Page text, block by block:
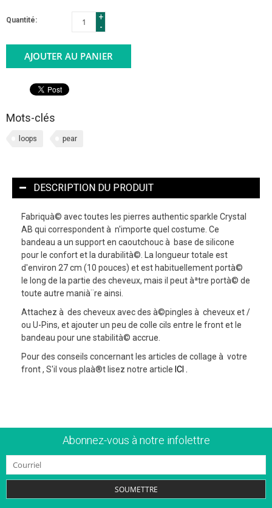
Quantité:
+
-
AJOUTER AU PANIER
Mots-clés
loops pear
DESCRIPTION DU PRODUIT
Fabriquà© avec toutes les pierres authentic sparkle Crystal
AB qui correspondent à n'importe quel costume. Ce
bandeau a un support en caoutchouc à base de silicone
pour le confort et la durabilità©. La longueur totale est
d'environ 27 cm (10 pouces) et est habituellement portà©
le long de la partie des cheveux, mais il peut àªtre portà© de
toute autre manià¨re ainsi.
Attachez à des cheveux avec des à©pingles à cheveux et /
ou U-Pins, et ajouter un peu de colle cils entre le front et le
bandeau pour une stabilità© accrue.
Pour des conseils concernant les articles de collage à votre
front , S'il vous plaà®t lisez notre article ICI .
Abonnez-vous à notre infolettre
SOUMETTRE